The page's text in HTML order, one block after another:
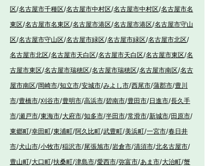
区/名古屋市千種区/名古屋市中村区/名古屋市中村区/名古屋市名
東区/名古屋市名東区/名古屋市港区/名古屋市港区/名古屋市守山
区/名古屋市守山区/名古屋市緑区/名古屋市緑区/名古屋市北区/
名古屋市北区/名古屋市天白区/名古屋市天白区/名古屋市東区/名
古屋市東区/名古屋市瑞穂区/名古屋市瑞穂区/名古屋市南区/名古
屋市南区/岡崎市/知立市/安城市/みよし市/西尾市/蒲郡市/豊川
市/豊橋市/刈谷市/豊明市/高浜市/碧南市/豊田市/日進市/長久手
市/瀬戸市/東海市/大府市/知多市/半田市/常滑市/新城市/田原市/
東郷町/幸田町/東浦町/阿久比町/武豊町/美浜町/一宮市/春日井
市/犬山市/小牧市/稲沢市/尾張旭市/岩倉市/清須市/北名古屋市/
豊山町/大口町/扶桑町/津島市/愛西市/弥富市/あま市/大治町/蟹